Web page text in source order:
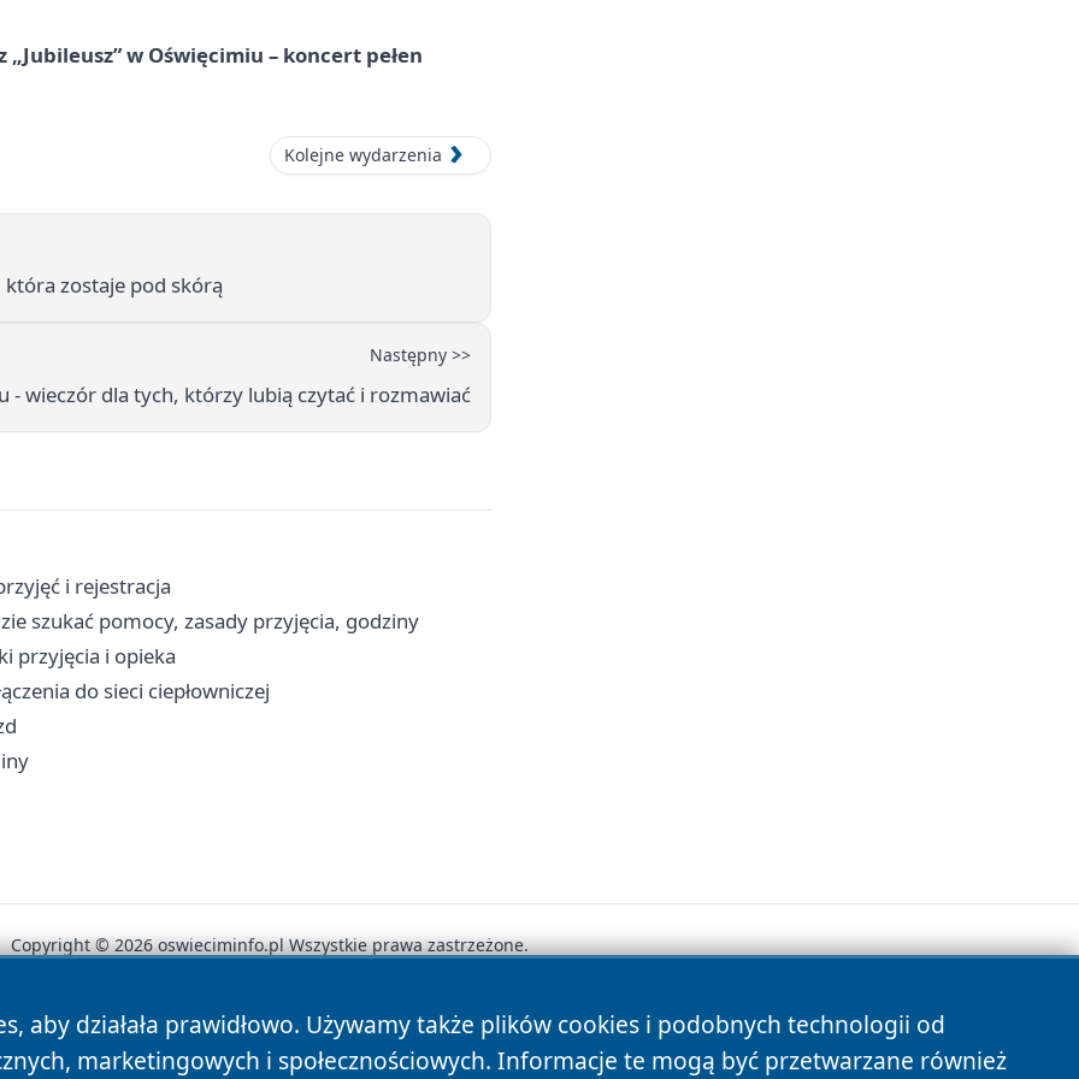
w Oświęcimiu – koncert pełen
Kolejne wydarzenia
która zostaje pod skórą
Następny >>
- wieczór dla tych, którzy lubią czytać i rozmawiać
i rejestracja
szukać pomocy, zasady przyjęcia, godziny
przyjęcia i opieka
do sieci ciepłowniczej
aby działała prawidłowo. Używamy także plików cookies i podobnych technologii od
marketingowych i społecznościowych. Informacje te mogą być przetwarzane również
Copyright © 2026 oswieciminfo.pl Wszystkie prawa zastrzeżone.
Autorzy Polityka Prywatności Polityka Cookies